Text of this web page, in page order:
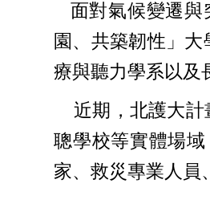
面對氣候變遷與
園、共築韌性」
療與聽力學系以及
近期，北護大計
聰學校等實體場
家、救災專業人員